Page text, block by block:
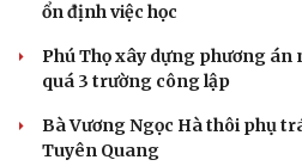
ổn định việc học
Phú Thọ xây dựng phương
quá 3 trường công lập
Bà Vương Ngọc Hà thôi phụ
Tuyên Quang